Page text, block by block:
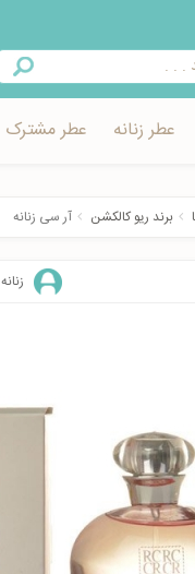
عطر زنانه عطر مشترک
برند ریو کالکشن آر سی زنانه
زنانه